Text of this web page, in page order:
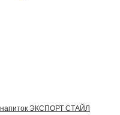
ЭКСПОРТ СТАЙЛ